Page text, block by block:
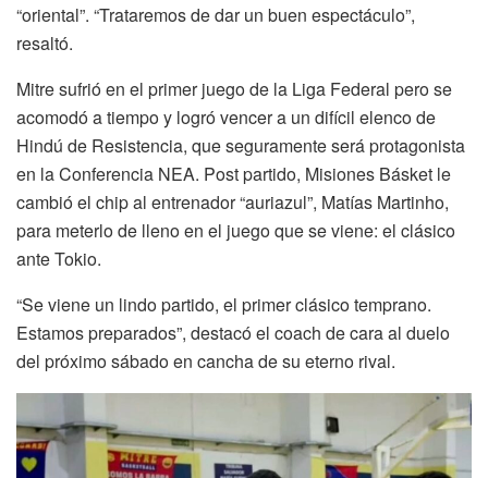
“oriental”. “Trataremos de dar un buen espectáculo”,
resaltó.
Mitre sufrió en el primer juego de la Liga Federal pero se
acomodó a tiempo y logró vencer a un difícil elenco de
Hindú de Resistencia, que seguramente será protagonista
en la Conferencia NEA. Post partido, Misiones Básket le
cambió el chip al entrenador “auriazul”, Matías Martinho,
para meterlo de lleno en el juego que se viene: el clásico
ante Tokio.
“Se viene un lindo partido, el primer clásico temprano.
Estamos preparados”, destacó el coach de cara al duelo
del próximo sábado en cancha de su eterno rival.